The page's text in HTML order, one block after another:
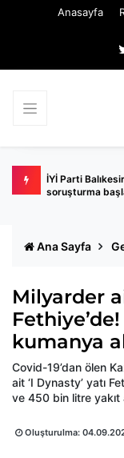
Anasayfa
İYİ Parti
soruşturma
Ana Sayfa
Milyarder
kumanya
Covid-19’dan ölen
ait ‘I Dynasty’ yatı
ve 450 bin litre yakıt
Oluşturulma: